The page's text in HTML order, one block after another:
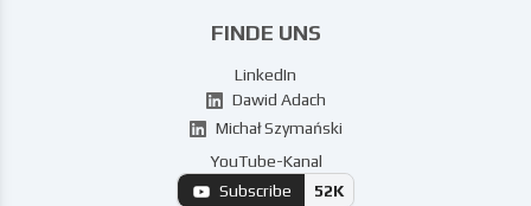
FINDE UNS
LinkedIn
Dawid Adach
Michał Szymański
YouTube-Kanal
Subscribe
52K